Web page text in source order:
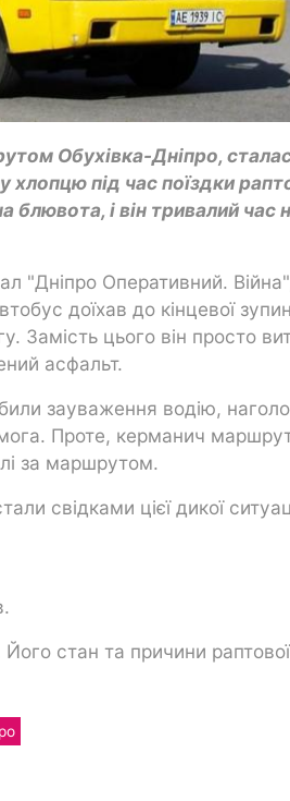
Обухівка-Дніпро,
хлопцю під час поїздки
блювота, і він тривалий час
"Дніпро Оперативний.
доїхав до кінцевої
Замість цього він просто
асфальт.
зауваження водію,
Проте, керманич
за маршрутом.
свідками цієї дикої
Його стан та причини